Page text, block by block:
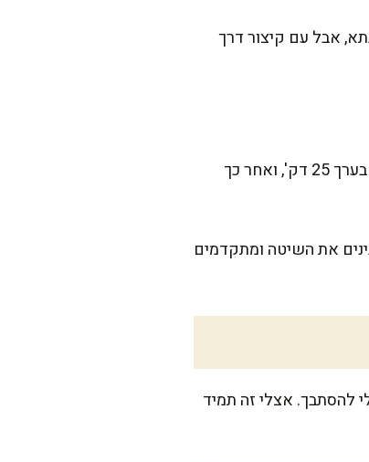
אבל עם קיצור דרך
המתכון הזה דורש קצת התעסקות נעימה בידיים, אבל מבטיחה שזה שווה כל רגע. ההכנה הפעילה לוקחת בערך 25 דק', ואחר כך
אתכם צעד צעד, וברגע שמקפלים 2 יחידות כבר מבינים את השיטה ומתקדמים
בלי להסתבך. אצלי זה תמיד